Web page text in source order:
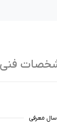
فنی
سال معرفی